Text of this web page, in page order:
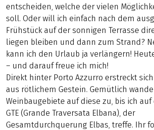
entscheiden, welche der vielen
soll. Oder will ich einfach nach dem
Frühstück auf der sonnigen Terrasse
liegen bleiben und dann zum Strand?
kann ich den Urlaub ja verlängern!
– und darauf freue ich mich!
Direkt hinter Porto Azzurro erstreckt
aus rötlichem Gestein. Gemütlich
Weinbaugebiete auf diese zu, bis ich
GTE (Grande Traversata Elbana), der
Gesamtdurchquerung Elbas, treffe. Ihr